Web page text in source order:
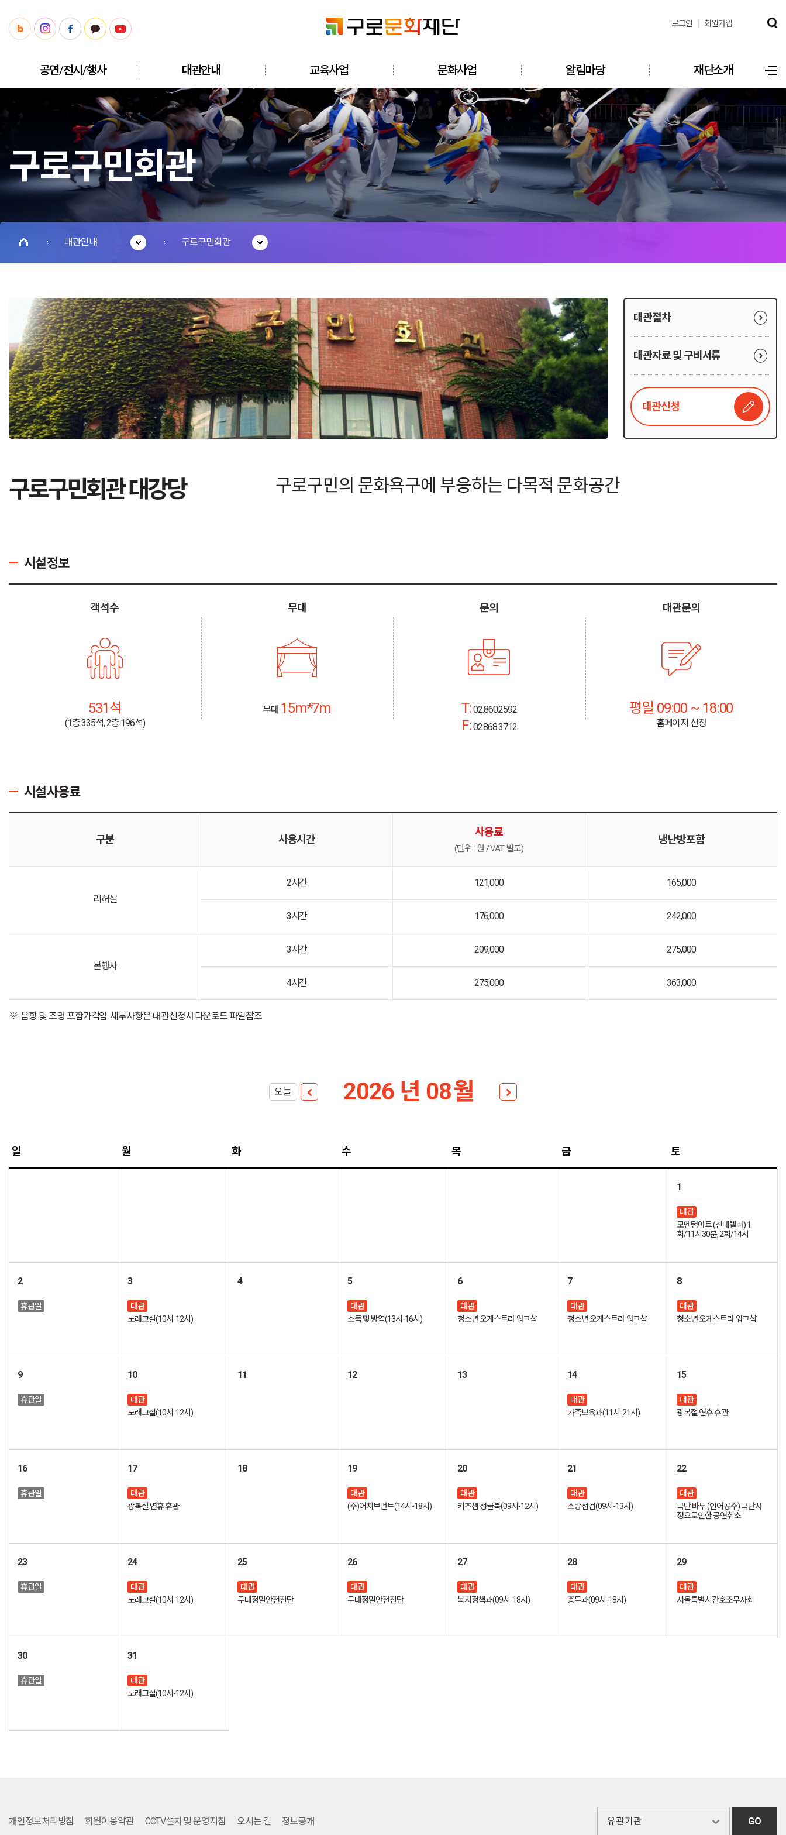
로그인 회원가입
검색창 열기
공연/전시/행사 대관안내 교육사업 문화사업 알림마당 재단소개
전체메뉴 열기
구로구민회관
대관안내 구로구민회관
대관절차
대관자료 및 구비서류
대관신청
구로구민회관 대강당 구로구민의 문화욕구에 부응하는 다목적 문화공간
시설정보
객석수
531석
(1층 335석, 2층 196석)
무대
무대 15m*7m
문의
T:02.860.2592
F:02.868.3712
대관문의
평일 09:00 ~ 18:00
홈페이지 신청
시설사용료
구분 사용시간
사용료
(단위 : 원 / VAT 별도)
냉난방포함
리허설
2시간 121,000 165,000
3시간 176,000 242,000
본행사
3시간 209,000 275,000
4시간 275,000 363,000
음향 및 조명 포함가격임. 세부사항은 대관신청서 다운로드 파일참조
오늘 년 월
일 월 화 수 목 금 토
1
대관
모멘텀아트 (신데렐라) 1
회/11시30분, 2회/14시
2
휴관일
3
대관
노래교실(10시-12시)
4 5
대관
소독 및 방역(13시-16시)
6
대관
청소년 오케스트라 워크샵
7
대관
청소년 오케스트라 워크샵
8
대관
청소년 오케스트라 워크샵
9
휴관일
10
대관
노래교실(10시-12시)
11 12 13 14
대관
가족보육과(11시-21시)
15
대관
광복절 연휴 휴관
16
휴관일
17
대관
광복절 연휴 휴관
18 19
대관
(주)어치브먼트(14시-18시)
20
대관
키즈샘 정글북(09시-12시)
21
대관
소방점검(09시-13시)
22
대관
극단 바투 (인어공주) 극단사
정으로인한 공연취소
23
휴관일
24
대관
노래교실(10시-12시)
25
대관
무대정밀안전진단
26
대관
무대정밀안전진단
27
대관
복지정책과(09시-18시)
28
대관
총무과(09시-18시)
29
대관
서울특별시간호조무사회
30
휴관일
31
대관
노래교실(10시-12시)
개인정보처리방침 회원이용약관 CCTV설치 및 운영지침 오시는 길 정보공개
GO